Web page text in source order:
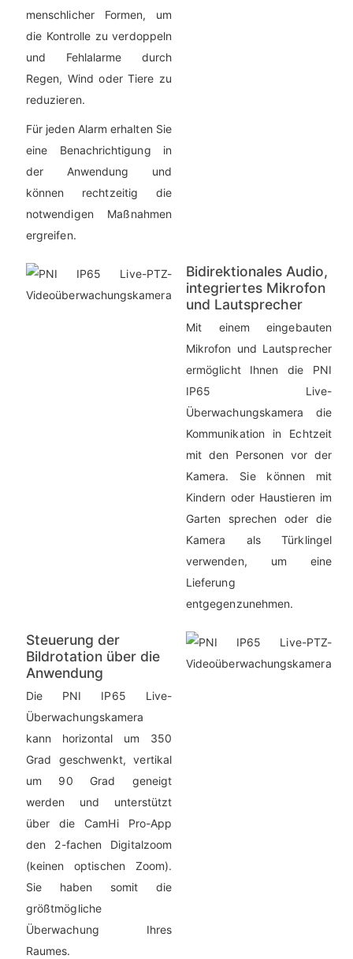
menschlicher Formen, um
die Kontrolle zu verdoppeln
und Fehlalarme durch
Regen, Wind oder Tiere zu
reduzieren.
Für jeden Alarm erhalten Sie
eine Benachrichtigung in
der Anwendung und
können rechtzeitig die
notwendigen Maßnahmen
ergreifen.
Bidirektionales Audio,
integriertes Mikrofon
und Lautsprecher
Mit einem eingebauten
Mikrofon und Lautsprecher
ermöglicht Ihnen die PNI
IP65 Live-
Überwachungskamera die
Kommunikation in Echtzeit
mit den Personen vor der
Kamera. Sie können mit
Kindern oder Haustieren im
Garten sprechen oder die
Kamera als Türklingel
verwenden, um eine
Lieferung
entgegenzunehmen.
Steuerung der
Bildrotation über die
Anwendung
Die PNI IP65 Live-
Überwachungskamera
kann horizontal um 350
Grad geschwenkt, vertikal
um 90 Grad geneigt
werden und unterstützt
über die CamHi Pro-App
den 2-fachen Digitalzoom
(keinen optischen Zoom).
Sie haben somit die
größtmögliche
Überwachung Ihres
Raumes.